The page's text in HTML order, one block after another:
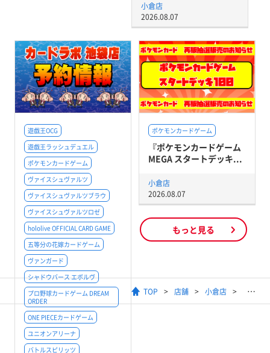
小倉店
2026.08.07
ポケモンカードゲーム
『ポケモンカードゲーム
MEGA スタートデッキ...
小倉店
2026.08.07
遊戯王OCG
遊戯王ラッシュデュエル
ポケモンカードゲーム
ヴァイスシュヴァルツ
ヴァイスシュヴァルツブラウ
ヴァイスシュヴァルツロゼ
hololive OFFICIAL CARD GAME
五等分の花嫁カードゲーム
ヴァンガード
シャドウバース エボルヴ
プロ野球カードゲーム DREAM
ORDER
ONE PIECEカードゲーム
ユニオンアリーナ
バトルスピリッツ
もっと見る
TOP 店舗 小倉店